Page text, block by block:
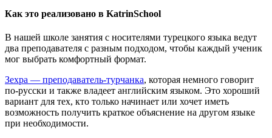
Как это реализовано в KatrinSchool
В нашей школе занятия с носителями турецкого языка ведут
два преподавателя с разным подходом, чтобы каждый ученик
мог выбрать комфортный формат.
Зехра — преподаватель-турчанка, которая немного говорит
по-русски и также владеет английским языком. Это хороший
вариант для тех, кто только начинает или хочет иметь
возможность получить краткое объяснение на другом языке
при необходимости.